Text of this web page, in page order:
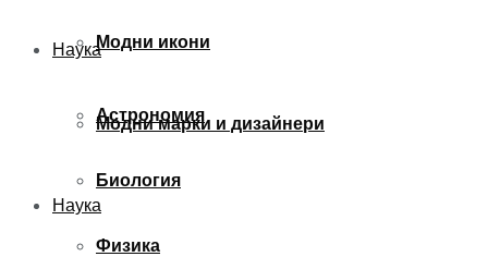
Модни икони
Модни марки и дизайнери
Наука
Наука
Астрономия
Биология
Физика